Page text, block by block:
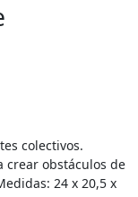
colectivos.
crear obstáculos de
24 x 20,5 x